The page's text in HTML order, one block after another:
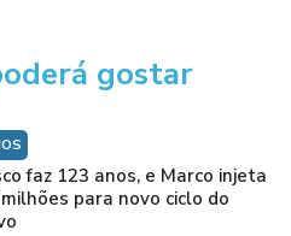
gostar
faz 123 anos, e Marco injeta
para novo ciclo do